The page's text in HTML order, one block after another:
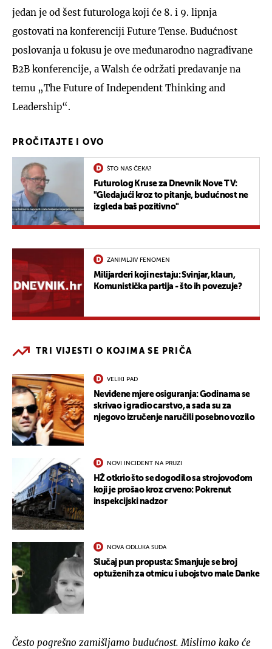
jedan je od šest futurologa koji će 8. i 9. lipnja
gostovati na konferenciji Future Tense. Budućnost
poslovanja u fokusu je ove međunarodno nagrađivane
B2B konferencije, a Walsh će održati predavanje na
temu „The Future of Independent Thinking and
Leadership“.
PROČITAJTE I OVO
ŠTO NAS ČEKA?
Futurolog Kruse za Dnevnik Nove TV:
"Gledajući kroz to pitanje, budućnost ne
izgleda baš pozitivno"
ZANIMLJIV FENOMEN
Milijarderi koji nestaju: Svinjar, klaun,
Komunistička partija - što ih povezuje?
TRI VIJESTI O KOJIMA SE PRIČA
VELIKI PAD
Neviđene mjere osiguranja: Godinama se
skrivao i gradio carstvo, a sada su za
njegovo izručenje naručili posebno vozilo
NOVI INCIDENT NA PRUZI
HŽ otkrio što se dogodilo sa strojovođom
koji je prošao kroz crveno: Pokrenut
inspekcijski nadzor
NOVA ODLUKA SUDA
Slučaj pun propusta: Smanjuje se broj
optuženih za otmicu i ubojstvo male Danke
Često pogrešno zamišljamo budućnost. Mislimo kako će